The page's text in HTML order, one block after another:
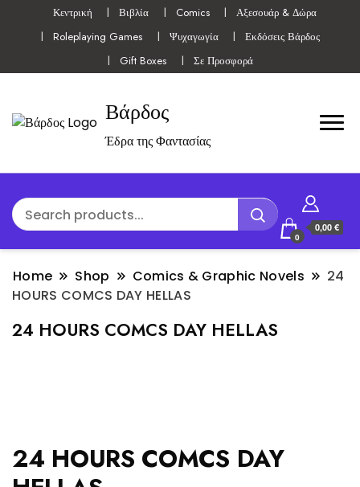
Κεντρική Βιβλία Comics
Αξεσουάρ & Δώρα
Roleplaying Games
Ψυχαγωγία
Εκδόσεις Βάρδος
Gift Boxes
Σε Προσφορά
Βάρδος
Έδρα της Φαντασίας
0
0,00 €
Home Shop Comics & Graphic Novels
24
HOURS COMCS DAY HELLAS
24 HOURS COMCS DAY HELLAS
24 HOURS COMCS DAY